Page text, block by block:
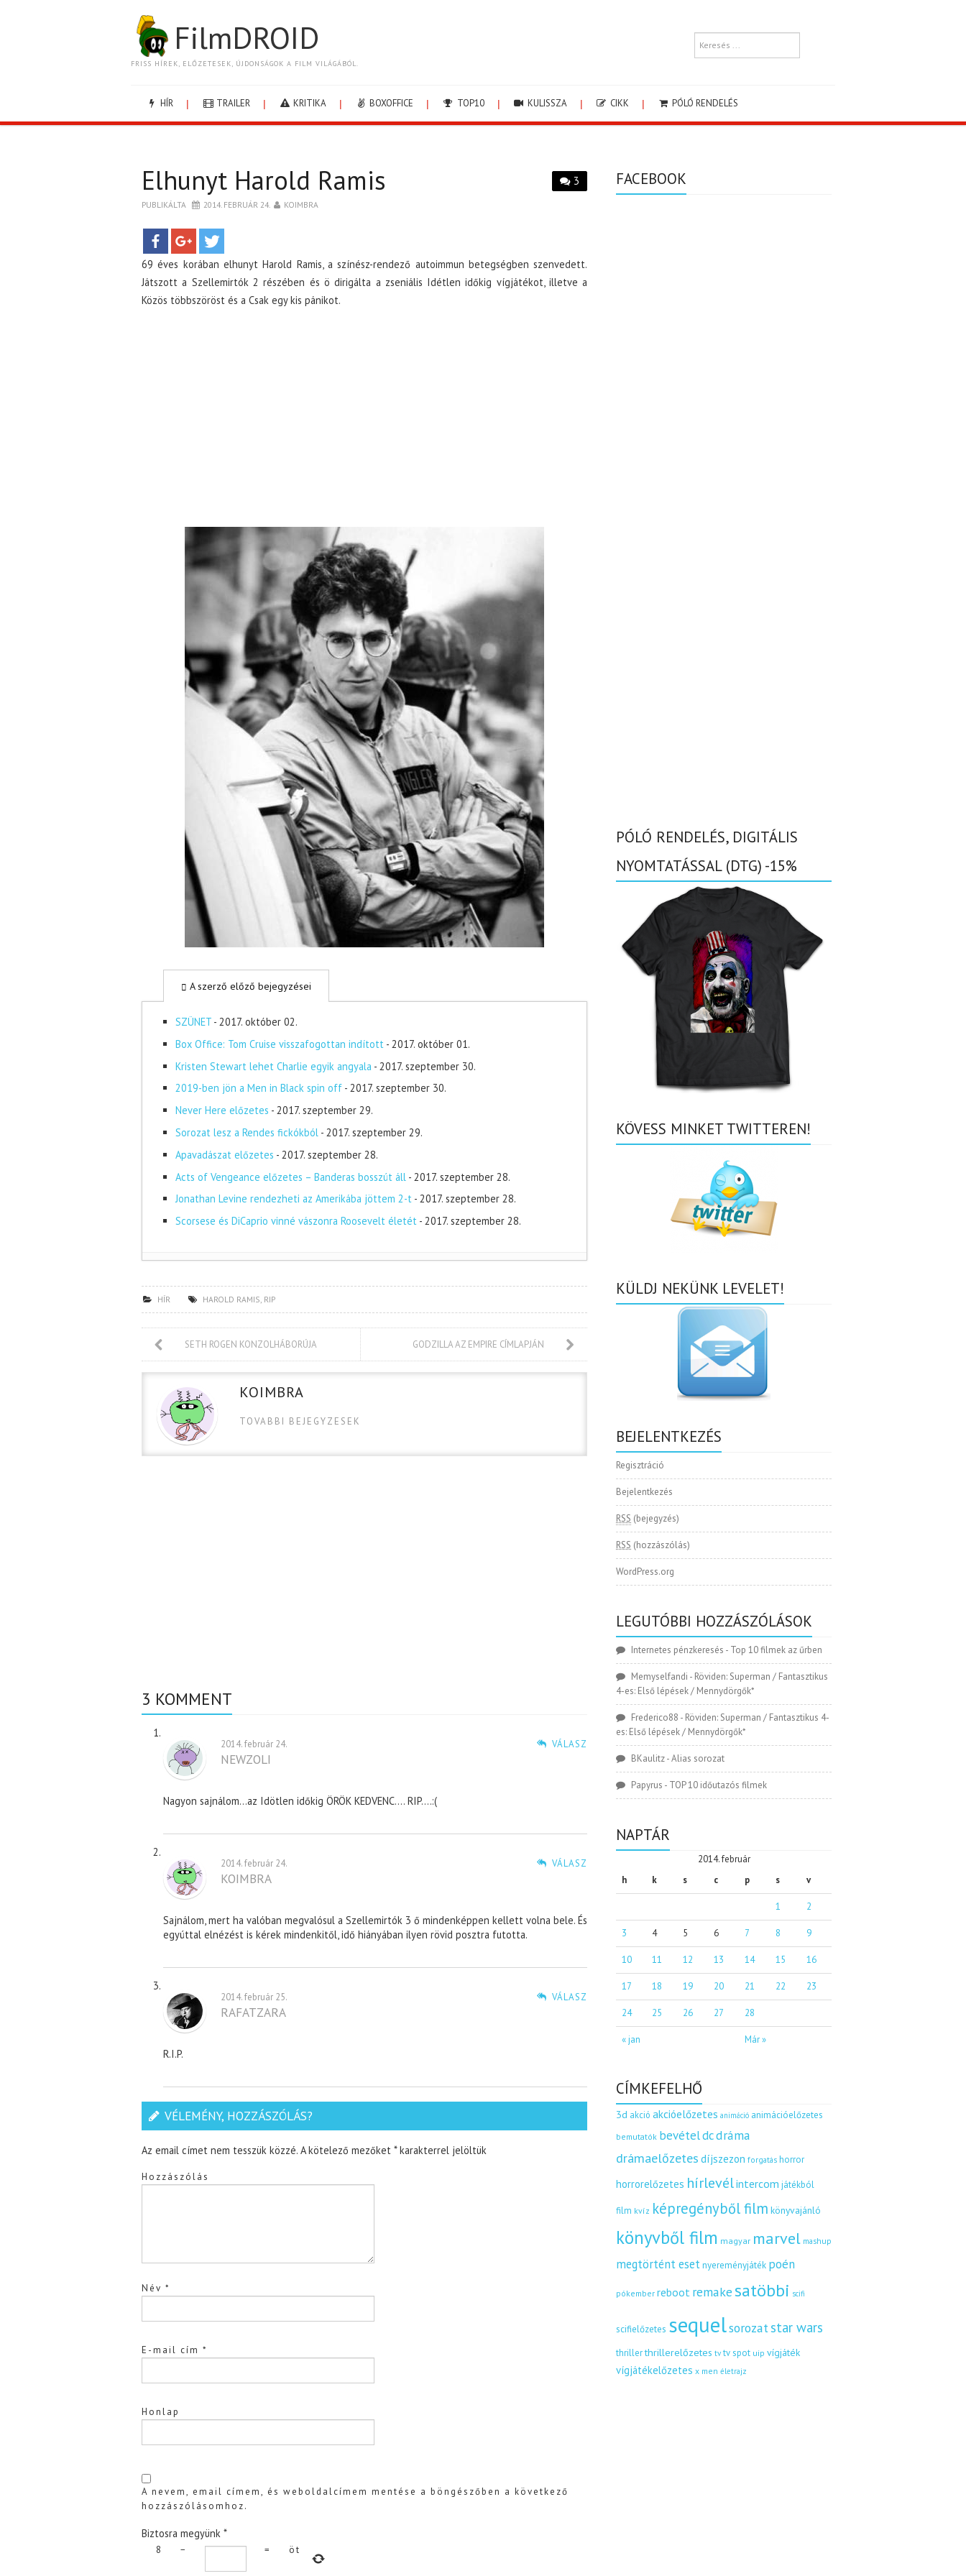
FilmDROID
FRISS HÍREK, ELŐZETESEK, ÚJDONSÁGOK A FILM VILÁGÁBÓL.
HÍR TRAILER KRITIKA BOXOFFICE TOP10 KULISSZA CIKK PÓLÓ RENDELÉS
3
Elhunyt Harold Ramis
PUBLIKÁLTA 2014. FEBRUÁR 24. KOIMBRA
69 éves korában elhunyt Harold Ramis, a színész-rendező autoimmun betegségben szenvedett.
Játszott a Szellemirtók 2 részében és ö dirigálta a zseniális Idétlen időkig vígjátékot, illetve a
Közös többszöröst és a Csak egy kis pánikot.
A szerző előző bejegyzései
SZÜNET - 2017. október 02.
Box Office: Tom Cruise visszafogottan indított - 2017. október 01.
Kristen Stewart lehet Charlie egyik angyala - 2017. szeptember 30.
2019-ben jön a Men in Black spin off - 2017. szeptember 30.
Never Here előzetes - 2017. szeptember 29.
Sorozat lesz a Rendes fickókból - 2017. szeptember 29.
Apavadászat előzetes - 2017. szeptember 28.
Acts of Vengeance előzetes – Banderas bosszút áll - 2017. szeptember 28.
Jonathan Levine rendezheti az Amerikába jöttem 2-t - 2017. szeptember 28.
Scorsese és DiCaprio vinné vászonra Roosevelt életét - 2017. szeptember 28.
HÍR HAROLD RAMIS, RIP
SETH ROGEN KONZOLHÁBORÚJA GODZILLA AZ EMPIRE CÍMLAPJÁN
KOIMBRA
TOVABBI BEJEGYZESEK
3 KOMMENT
VÁLASZ
2014. február 24.
NEWZOLI
Nagyon sajnálom…az Idötlen időkig ÖRÖK KEDVENC…. RIP….:(
VÁLASZ
2014. február 24.
KOIMBRA
Sajnálom, mert ha valóban megvalósul a Szellemirtók 3 ő mindenképpen kellett volna bele. És
egyúttal elnézést is kérek mindenkitől, idő hiányában ilyen rövid posztra futotta.
VÁLASZ
2014. február 25.
RAFATZARA
R.I.P.
VÉLEMÉNY, HOZZÁSZÓLÁS?
Az email címet nem tesszük közzé. A kötelező mezőket *karakterrel jelöltük
Hozzászólás
Név *
E-mail cím *
Honlap
A nevem, email címem, és weboldalcímem mentése a böngészőben a következő
hozzászólásomhoz.
Biztosra megyünk *
8 − = öt
FACEBOOK
PÓLÓ RENDELÉS, DIGITÁLIS
NYOMTATÁSSAL (DTG) -15%
KÖVESS MINKET TWITTEREN!
KÜLDJ NEKÜNK LEVELET!
BEJELENTKEZÉS
Regisztráció
Bejelentkezés
RSS (bejegyzés)
RSS (hozzászólás)
WordPress.org
LEGUTÓBBI HOZZÁSZÓLÁSOK
Internetes pénzkeresés - Top 10 filmek az űrben
Memyselfandi - Röviden: Superman / Fantasztikus
4-es: Első lépések / Mennydörgők*
Frederico88 - Röviden: Superman / Fantasztikus 4-
es: Első lépések / Mennydörgők*
BKaulitz-Alias sorozat
Papyrus - TOP 10 időutazós filmek
NAPTÁR
2014. február
h
k s c p s v
« jan Már »
1 2
3 4 5 6 7 8 9
10 11 12 13 14 15 16
17 18 19 20 21 22 23
24 25 26 27 28
CÍMKEFELHŐ
3d akció akcióelőzetes animáció animációelőzetes
bemutatók bevételdcdráma
drámaelőzetes díjszezon forgatás horror
horrorelőzetes hírlevélintercom játékból
film kvíz képregényből film könyvajánló
könyvből film magyar marvel mashup
megtörtént esetnyereményjáték poén
pókember reboot remakesatöbbi scifi
scifielőzetes sequelsorozatstar wars
thrillerthrillerelőzetes tv tv spot uip vígjáték
vígjátékelőzetes x men életrajz